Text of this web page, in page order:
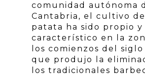
comunidad autónoma
Cantabria, el cultivo
patata ha sido propio y
característico en la
los comienzos del siglo
que produjo la
los tradicionales